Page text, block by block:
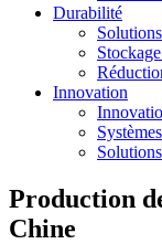
Durabilité
Innovation
Production
Chine